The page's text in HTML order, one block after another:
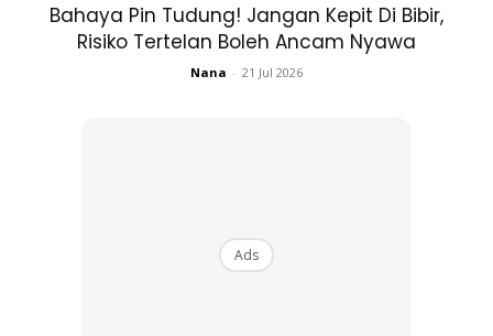
Katanya, “Saya tak suka ke spa sebab tak suka tunggu
Bahaya Pin Tudung! Jangan Kepit Di Bibir,
Risiko Tertelan Boleh Ancam Nyawa
Nana - 21 Jul 2026
Ads